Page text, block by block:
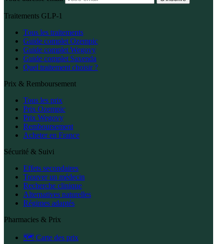
Traitements GLP-1
Tous les traitements
Guide complet Ozempic
Guide complet Wegovy
Guide complet Saxenda
Quel traitement choisir ?
Prix & Remboursement
Tous les prix
Prix Ozempic
Prix Wegovy
Remboursement
Acheter en France
Sécurité & Suivi
Effets secondaires
Trouver un médecin
Recherche clinique
Alternatives naturelles
Régimes adaptés
Pharmacies & Prix
🗺️ Carte des prix